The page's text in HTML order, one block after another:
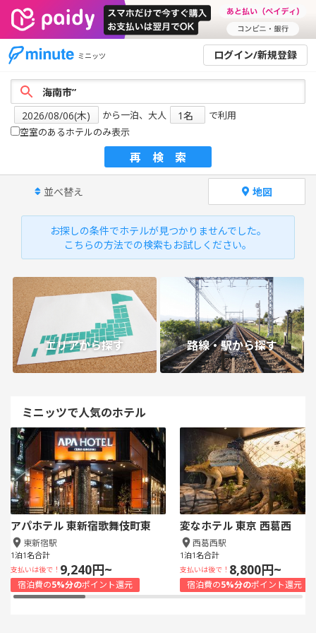
ミニッツ ログイン/新規登録
から一泊、大人
で利用
空室のあるホテルのみ表示
再検索
並べ替え 地図
お探しの条件でホテルが見つかりませんでした。
こちらの方法での検索もお試しください。
エリアから探す 路線・駅から探す
ミニッツで人気のホテル
アパホテル 東新宿歌舞伎町東
東新宿駅
1泊1名合計
支払いは後で！ 9,240円~
宿泊費の5%分のポイント還元
変なホテル 東京 西葛西
西葛西駅
1泊1名合計
支払いは後で！ 8,800円~
宿泊費の5%分のポイント還元